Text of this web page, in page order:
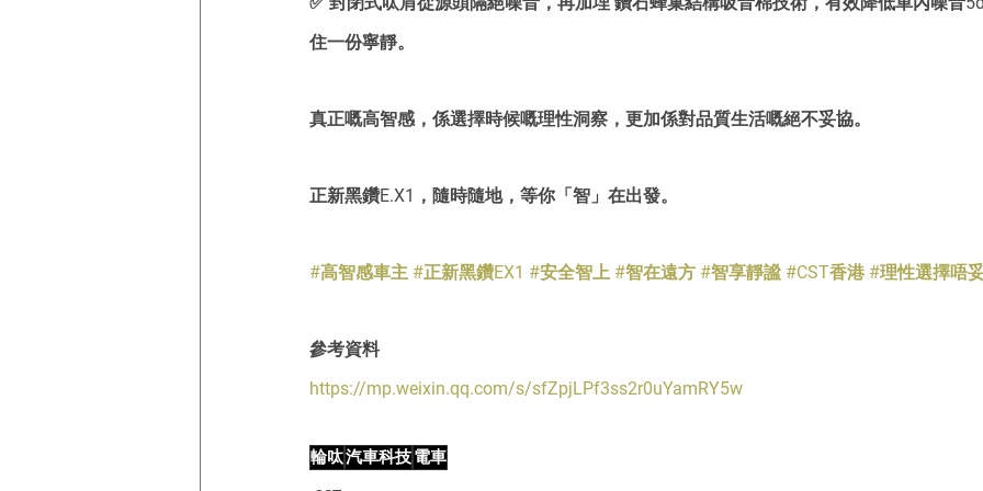
住一份寧靜。
真正嘅高智感，係選擇時候嘅理性洞察，更加係對品質生活嘅絕不妥協。
正新黑鑽E.X1，隨時隨地，等你「智」在出發。
#高智感車主 #正新黑鑽EX1 #安全智上 #智在遠方 #智享靜謐 #CST香港 #理性選擇唔
參考資料
https://mp.weixin.qq.com/s/sfZpjLPf3ss2r0uYamRY5w
輪呔汽車科技電車